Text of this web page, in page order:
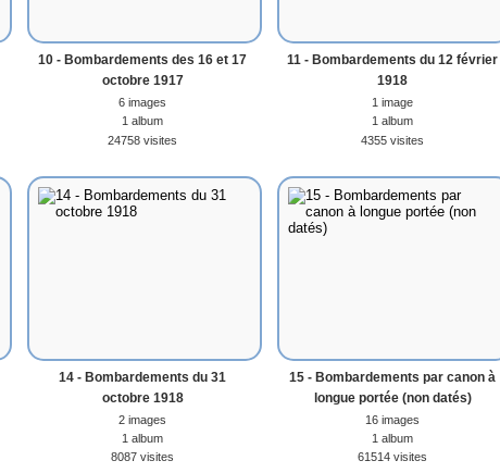
10 - Bombardements des 16 et 17
octobre 1917
6 images
1 album
24758 visites
11 - Bombardements du 12 février
1918
1 image
1 album
4355 visites
14 - Bombardements du 31
octobre 1918
2 images
1 album
8087 visites
15 - Bombardements par canon à
longue portée (non datés)
16 images
1 album
61514 visites